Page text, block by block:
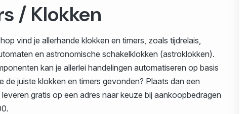
/ Klokken
vind je allerhande klokken en timers, zoals tijdrelais,
en astronomische schakelklokken (astroklokken).
kan je allerlei handelingen automatiseren op basis
de juiste klokken en timers gevonden? Plaats dan een
leveren gratis op een adres naar keuze bij aankoopbedragen